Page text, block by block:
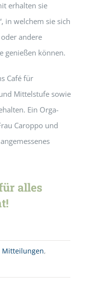
erhalten sie
in welchem sie sich
andere
genießen können.
Café für
Mittelstufe sowie
. Ein Orga-
Caroppo und
alles
Mitteilungen,